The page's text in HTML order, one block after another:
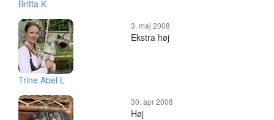
Britta K
Trine Abel L
3. maj 2008
Ekstra høj
30. apr 2008
Høj